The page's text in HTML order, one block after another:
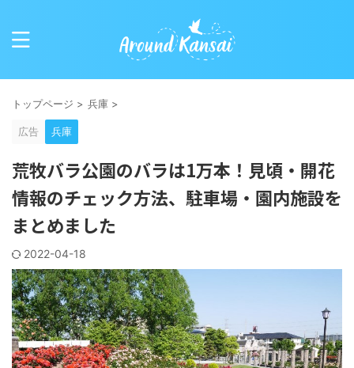
トップページ > 兵庫 >
広告 兵庫
荒牧バラ公園のバラは1万本！見頃・開花
情報のチェック方法、駐車場・園内施設を
まとめました
2022-04-18